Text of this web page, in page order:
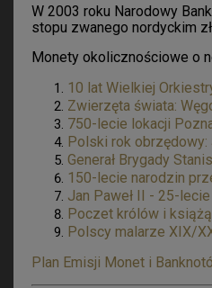
W 2003 roku Narodowy
stopu zwanego nordyckim
Monety okolicznościowe o
10 lat Wielkiej
Zwierzęta świata:
750-lecie lokacji
Polski rok
Generał Brygady
150-lecie narodzin
Jan Paweł II - 25-
Poczet królów i
Polscy malarze XIX/
Plan Emisji Monet i